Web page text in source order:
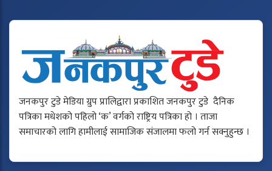
जनकपुर टुडे मेडिया ग्रुप प्रालिद्वारा प्रकाशित जनकपुर टुडे दैनिक
पत्रिका मधेशको पहिलो ‘क’ वर्गको राष्ट्रिय पत्रिका हो । ताजा
समाचारको लागि हामीलाई सामाजिक संजालमा फलो गर्न सक्नुहुन्छ ।